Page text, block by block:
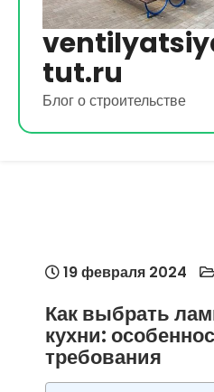
tut.ru
Блог о строительстве
19 февраля 2024
Как выбрать
кухни:
требования